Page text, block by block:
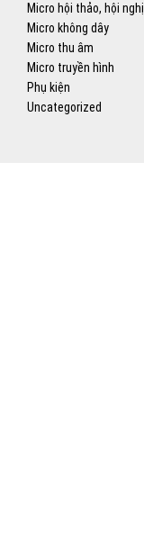
Micro hội thảo, hội nghị
Micro không dây
Micro thu âm
Micro truyền hình
Phụ kiện
Uncategorized